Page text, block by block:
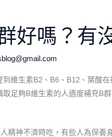
好嗎？有
維生素B2、B6、B12、葉酸
足夠B維生素的人適度補充B
精神不濟時吃，有些人為保養